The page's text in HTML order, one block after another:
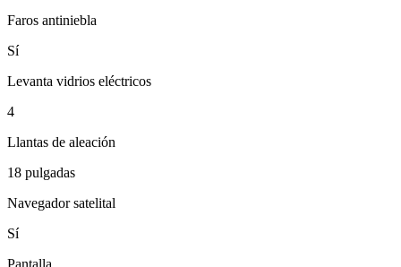
Faros antiniebla
Sí
Levanta vidrios eléctricos
4
Llantas de aleación
18 pulgadas
Navegador satelital
Sí